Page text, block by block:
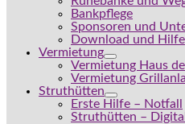
Bankpflege
Sponsoren und
Download und Hilfe
Vermietung
Vermietung Haus
Vermietung
Struthütten
Erste Hilfe – Notfall
Struthütten –